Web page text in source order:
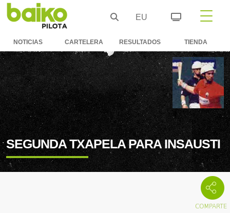
EU
NOTICIAS CARTELERA RESULTADOS TIENDA
SEGUNDA TXAPELA PARA INSAUSTI